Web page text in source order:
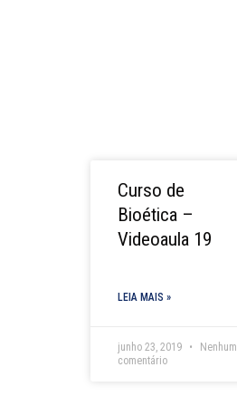
Curso de
Bioética –
Videoaula 19
LEIA MAIS »
junho 23, 2019
Nenhum
comentário